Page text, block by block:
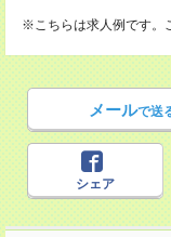
※こちらは求人例です。
メールで送
シェア